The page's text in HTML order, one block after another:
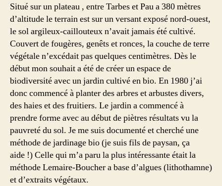
Situé sur un plateau , entre Tarbes et Pau a 380 mètres
d’altitude le terrain est sur un versant exposé nord-ouest,
le sol argileux-caillouteux n’avait jamais été cultivé.
Couvert de fougères, genêts et ronces, la couche de terre
végétale n’excédait pas quelques centimètres. Dès le
début mon souhait a été de créer un espace de
biodiversité avec un jardin cultivé en bio. En 1980 j’ai
donc commencé à planter des arbres et arbustes divers,
des haies et des fruitiers. Le jardin a commencé à
prendre forme avec au début de piètres résultats vu la
pauvreté du sol. Je me suis documenté et cherché une
méthode de jardinage bio (je suis fils de paysan, ça
aide !) Celle qui m’a paru la plus intéressante était la
méthode Lemaire-Boucher a base d’algues (lithothamne)
et d’extraits végétaux.